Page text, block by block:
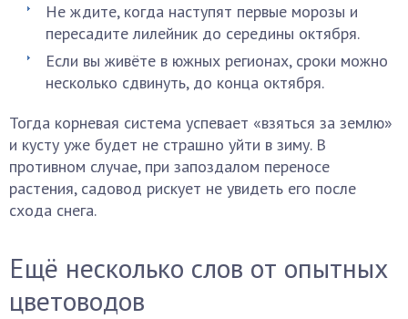
Не ждите, когда наступят первые морозы и
пересадите лилейник до середины октября.
Если вы живёте в южных регионах, сроки можно
несколько сдвинуть, до конца октября.
Тогда корневая система успевает «взяться за землю»
и кусту уже будет не страшно уйти в зиму. В
противном случае, при запоздалом переносе
растения, садовод рискует не увидеть его после
схода снега.
Ещё несколько слов от опытных
цветоводов